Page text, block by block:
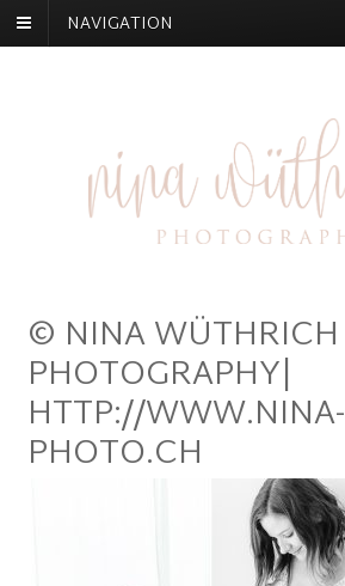
NAVIGATION
© NINA WÜTHRICH
PHOTOGRAPHY|
HTTP://WWW.NINA-
PHOTO.CH